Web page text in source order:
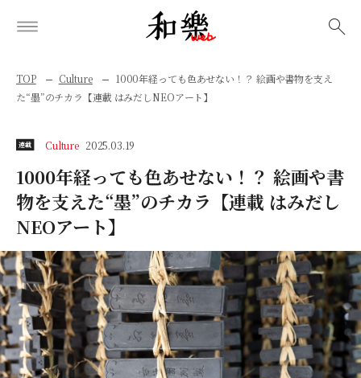
TOP Culture
1000年経っても色あせない！？ 絵画や書物を支え
た“墨”のチカラ【連載 はみだしNEOアート】
連載 Culture 2025.03.19
1000年経っても色あせない！？ 絵画や書
物を支えた“墨”のチカラ【連載 はみだし
NEOアート】